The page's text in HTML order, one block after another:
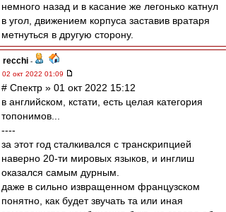
немного назад и в касание же легонько катнул
в угол, движением корпуса заставив вратаря
метнуться в другую сторону.
recchi -
02 окт 2022 01:09
# Спектр » 01 окт 2022 15:12
в английском, кстати, есть целая категория
топонимов...
----
за этот год сталкивался с транскрипцией
наверно 20-ти мировых языков, и инглиш
оказался самым дурным.
даже в сильно извращенном французском
понятно, как будет звучать та или иная